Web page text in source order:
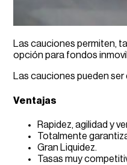
Las cauciones permiten,
opción para fondos
Las cauciones pueden ser
Ventajas
Rapidez, agilidad y
Totalmente
Gran Liquidez.
Tasas muy